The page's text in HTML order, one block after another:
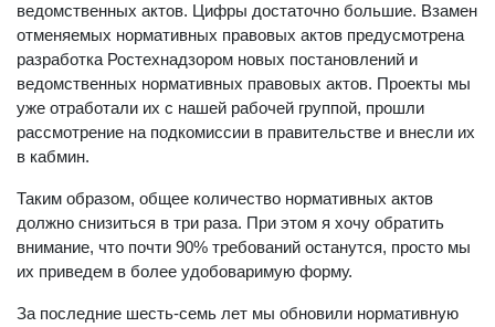
ведомственных актов. Цифры достаточно большие. Взамен
отменяемых нормативных правовых актов предусмотрена
разработка Ростехнадзором новых постановлений и
ведомственных нормативных правовых актов. Проекты мы
уже отработали их с нашей рабочей группой, прошли
рассмотрение на подкомиссии в правительстве и внесли их
в кабмин.
Таким образом, общее количество нормативных актов
должно снизиться в три раза. При этом я хочу обратить
внимание, что почти 90% требований останутся, просто мы
их приведем в более удобоваримую форму.
За последние шесть-семь лет мы обновили нормативную